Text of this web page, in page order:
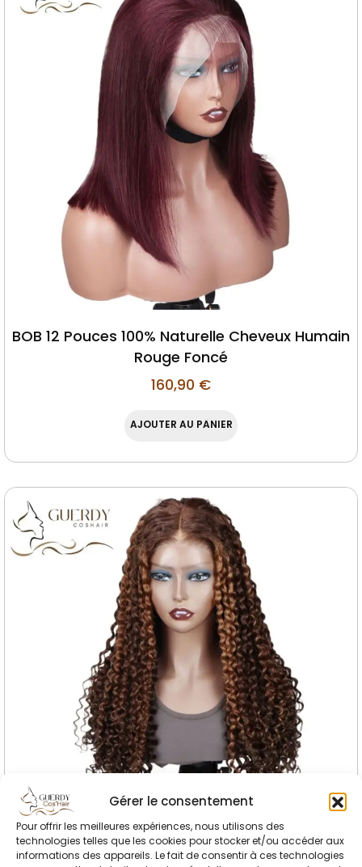
Gérer le consentement
Pour offrir les meilleures expériences, nous utilisons des
technologies telles que les cookies pour stocker et/ou accéder aux
informations des appareils. Le fait de consentir à ces technologies
BOB 12 Pouces 100% Naturelle Cheveux Humain
Rouge Foncé
160,90 €
AJOUTER AU PANIER